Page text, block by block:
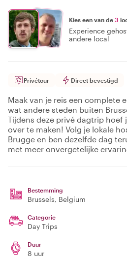
Kies een van de 3
Experience
andere local
Privétour Direct bevestigd
Maak van je reis een complete
wat andere steden buiten
Tijdens deze privé dagtrip hoef
over te maken! Volg je lokale
Brugge en ben dezelfde dag
met meer onvergetelijke
Bestemming
Brussels, Belgium
Categorie
Day Trips
Duur
8 uur